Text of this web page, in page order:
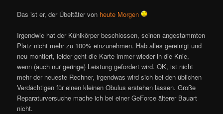
Das ist er, der Übeltäter von heute Morgen
Irgendwie hat der Kühlkörper beschlossen, seinen angestammten
Platz nicht mehr zu 100% einzunehmen. Hab alles gereinigt und
neu montiert, leider geht die Karte immer wieder in die Knie,
wenn (auch nur geringe) Leistung gefordert wird. OK, ist nicht
mehr der neueste Rechner, irgendwas wird sich bei den üblichen
Verdächtigen für einen kleinen Obulus erstehen lassen. Große
Reparaturversuche mache ich bei einer GeForce älterer Bauart
nicht.